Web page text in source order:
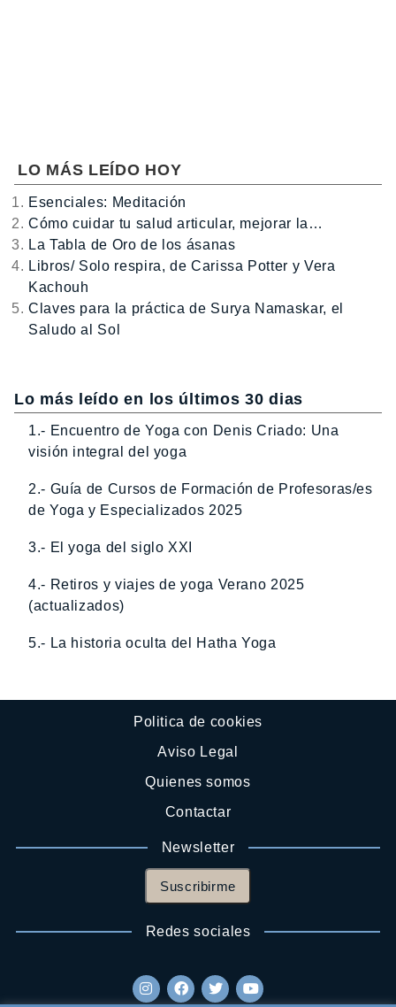
LO MÁS LEÍDO HOY
Esenciales: Meditación
Cómo cuidar tu salud articular, mejorar la…
La Tabla de Oro de los ásanas
Libros/ Solo respira, de Carissa Potter y Vera
Kachouh
Claves para la práctica de Surya Namaskar, el
Saludo al Sol
Lo más leído en los últimos 30 dias
1.- Encuentro de Yoga con Denis Criado: Una
visión integral del yoga
2.- Guía de Cursos de Formación de Profesoras/es
de Yoga y Especializados 2025
3.- El yoga del siglo XXI
4.- Retiros y viajes de yoga Verano 2025
(actualizados)
5.- La historia oculta del Hatha Yoga
Politica de cookies
Aviso Legal
Quienes somos
Contactar
Newsletter
Suscribirme
Redes sociales